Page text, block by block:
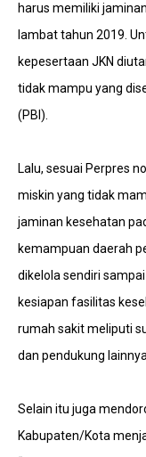
harus memiliki
lambat tahun 2019.
kepesertaan JKN
tidak mampu yang
(PBI).
Lalu, sesuai Perpres
miskin yang tidak
jaminan kesehatan
kemampuan daerah
dikelola sendiri
kesiapan fasilitas
rumah sakit meliputi
dan pendukung lainnya.
Selain itu juga
Kabupaten/Kota